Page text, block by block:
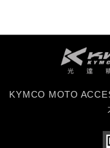
KYMCO MOTO